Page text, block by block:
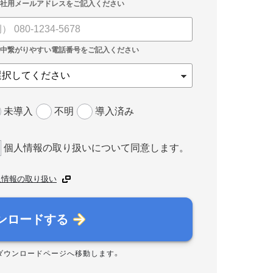
未導入 不明 導入済み
個人情報の取り扱いについて同意します。
報の取り扱い
ロードする
ウンロードページへ移動します。